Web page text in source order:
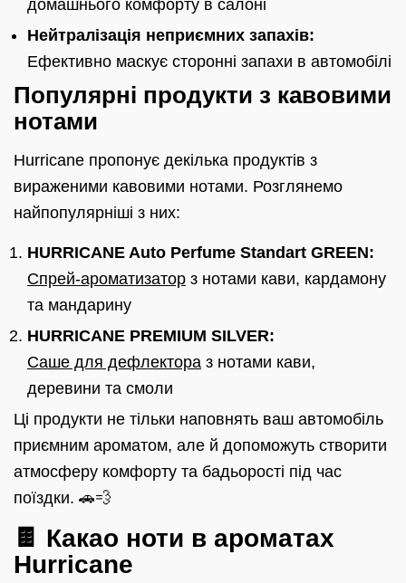
домашнього комфорту в салоні
Нейтралізація неприємних запахів:
Ефективно маскує сторонні запахи в автомобілі
Популярні продукти з кавовими
нотами
Hurricane пропонує декілька продуктів з
вираженими кавовими нотами. Розглянемо
найпопулярніші з них:
HURRICANE Auto Perfume Standart GREEN:
Спрей-ароматизатор з нотами кави, кардамону
та мандарину
HURRICANE PREMIUM SILVER:
Саше для дефлектора з нотами кави,
деревини та смоли
Ці продукти не тільки наповнять ваш автомобіль
приємним ароматом, але й допоможуть створити
атмосферу комфорту та бадьорості під час
поїздки. 🚗💨
🍫 Какао ноти в ароматах
Hurricane